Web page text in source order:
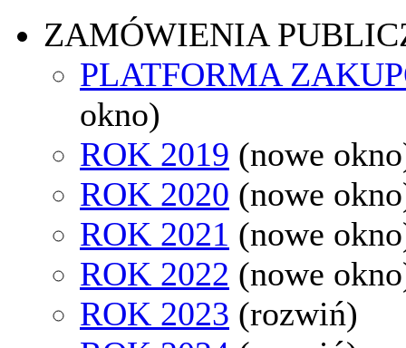
ZAMÓWIENIA
PLATFORMA
okno)
ROK 2019 (nowe
ROK 2020 (nowe
ROK 2021 (nowe
ROK 2022 (nowe
ROK 2023 (rozwiń)